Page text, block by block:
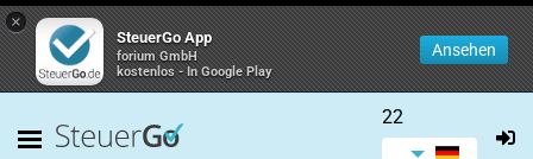
×
SteuerGo App
forium GmbH
kostenlos - In Google Play
Ansehen
22